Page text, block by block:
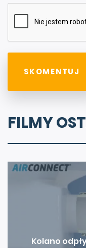
FILMY
Kolano